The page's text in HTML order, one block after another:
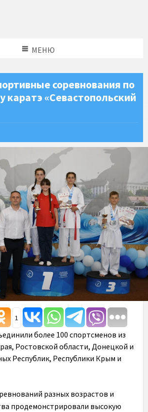
МЕНЮ
соревнования по
каратэ «Севастопольский
1
более 100 спортсменов из
Ростовской области, Донецкой и
Республик, Республики Крым и
разных возрастов и
продемонстрировали высокую